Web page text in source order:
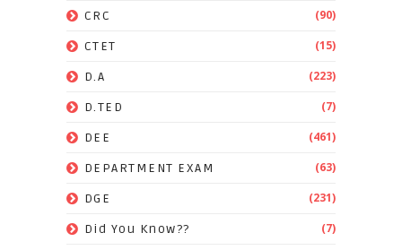
CRC (90)
CTET (15)
D.A (223)
D.TED (7)
DEE (461)
DEPARTMENT EXAM (63)
DGE (231)
Did You Know?? (7)